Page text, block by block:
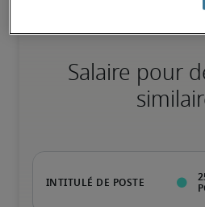
Salaire pour